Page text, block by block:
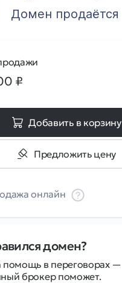
Домен продаётся
₽
Добавить в корзину
Предложить цену
онлайн
домен?
помощь в переговорах —
брокер поможет.